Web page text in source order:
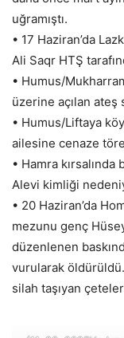
uğramıştı.
• 17 Haziran’da
Ali Saqr HTŞ
• Humus/
üzerine açılan
• Humus/Liftaya
ailesine cenaze
• Hamra
Alevi kimliği
• 20 Haziran’da
mezunu genç
düzenlenen
vurularak
silah taşıyan